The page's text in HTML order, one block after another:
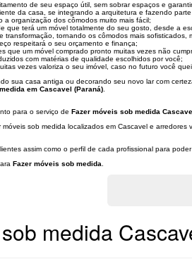
de seu espaço útil, sem sobrar espaços e
da casa, se integrando a arquitetura e fazendo
a organização dos cômodos muito mais fácil;
que terá um móvel totalmente do seu gosto, desde a
transformação, tornando os cômodos mais sofisticados,
respeitará o seu orçamento e finança;
que um móvel comprado pronto muitas vezes não
com matérias de qualidade escolhidos por você;
vezes valoriza o seu imóvel, caso no futuro você
sua casa antiga ou decorando seu novo lar com
em Cascavel (Paraná)
para o serviço de Fazer móveis sob medida
sob medida localizados em Cascavel e
assim como o perfil de cada profissional para
Fazer móveis sob medida
medida